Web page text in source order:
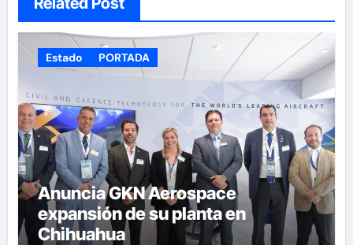
Estado PORTADA
Anuncia GKN Aerospace
expansión de su planta en
Chihuahua